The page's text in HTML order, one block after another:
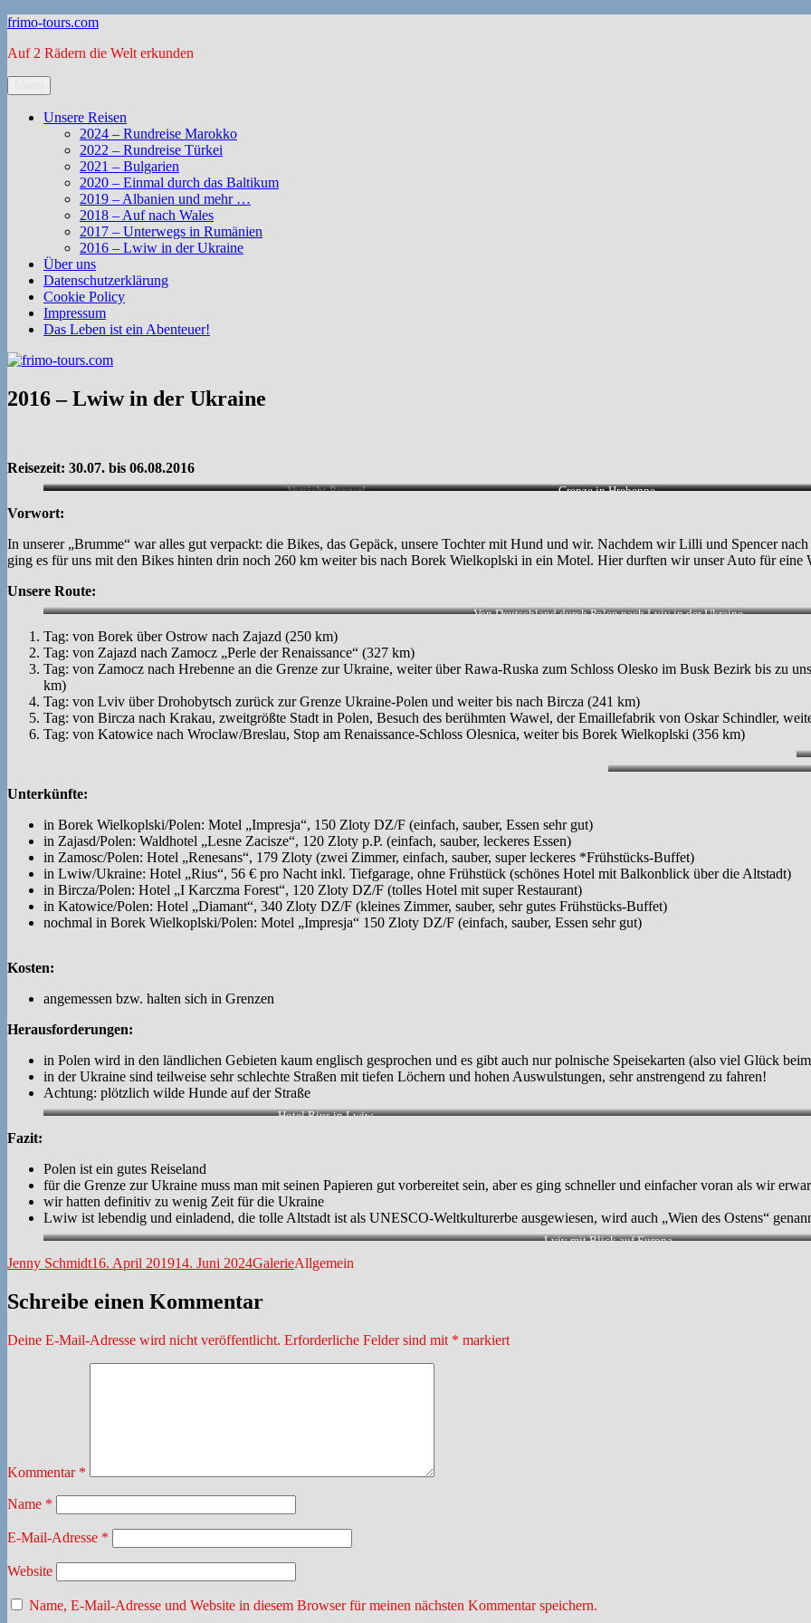
Zum
springen
frimo-tours.com
Auf 2 Rädern die Welt erkunden
Unsere Reisen
2024 – Rundreise Marokko
2022 – Rundreise Türkei
2021 – Bulgarien
2020 – Einmal durch das Baltikum
2019 – Albanien und mehr …
2018 – Auf nach Wales
2017 – Unterwegs in Rumänien
2016 – Lwiw in der Ukraine
Über uns
Datenschutzerklärung
Cookie Policy
Impressum
Das Leben ist ein Abenteuer!
2016 – Lwiw in der Ukraine
Reisezeit: 30.07. bis 06.08.2016
Vorsicht Panzer! Grenze in Hrebenne.
Vorwort:
In unserer „Brumme“ war alles gut verpackt: die Bikes, das Gepäck, unsere Tochter mit Hund und wir. Nachdem wir Lilli und Spencer
ging es für uns mit den Bikes hinten drin noch 260 km weiter bis nach Borek Wielkoplski in ein Motel. Hier durften wir unser Auto für eine
Unsere Route:
Von Deutschland durch Polen nach Lviv in der Ukraine
Tag: von Borek über Ostrow nach Zajazd (250 km)
Tag: von Zajazd nach Zamocz „Perle der Renaissance“ (327 km)
Tag: von Zamocz nach Hrebenne an die Grenze zur Ukraine, weiter über Rawa-Ruska zum Schloss Olesko im Busk Bezirk bis zu
km)
Tag: von Lviv über Drohobytsch zurück zur Grenze Ukraine-Polen und weiter bis nach Bircza (241 km)
Tag: von Bircza nach Krakau, zweitgrößte Stadt in Polen, Besuch des berühmten Wawel, der Emaillefabrik von Oskar Schindler,
Tag: von Katowice nach Wroclaw/Breslau, Stop am Renaissance-Schloss Olesnica, weiter bis Borek Wielkoplski (356 km)
Unterkünfte:
in Borek Wielkoplski/Polen: Motel „Impresja“, 150 Zloty DZ/F (einfach, sauber, Essen sehr gut)
in Zajasd/Polen: Waldhotel „Lesne Zacisze“, 120 Zloty p.P. (einfach, sauber, leckeres Essen)
in Zamosc/Polen: Hotel „Renesans“, 179 Zloty (zwei Zimmer, einfach, sauber, super leckeres *Frühstücks-Buffet)
in Lwiw/Ukraine: Hotel „Rius“, 56 € pro Nacht inkl. Tiefgarage, ohne Frühstück (schönes Hotel mit Balkonblick über die Altstadt)
in Bircza/Polen: Hotel „I Karczma Forest“, 120 Zloty DZ/F (tolles Hotel mit super Restaurant)
in Katowice/Polen: Hotel „Diamant“, 340 Zloty DZ/F (kleines Zimmer, sauber, sehr gutes Frühstücks-Buffet)
nochmal in Borek Wielkoplski/Polen: Motel „Impresja“ 150 Zloty DZ/F (einfach, sauber, Essen sehr gut)
Kosten:
angemessen bzw. halten sich in Grenzen
Herausforderungen:
in Polen wird in den ländlichen Gebieten kaum englisch gesprochen und es gibt auch nur polnische Speisekarten (also viel Glück
in der Ukraine sind teilweise sehr schlechte Straßen mit tiefen Löchern und hohen Auswulstungen, sehr anstrengend zu fahren!
Achtung: plötzlich wilde Hunde auf der Straße
Hotel Rius in Lwiw.
Fazit:
Polen ist ein gutes Reiseland
für die Grenze zur Ukraine muss man mit seinen Papieren gut vorbereitet sein, aber es ging schneller und einfacher voran als wir
wir hatten definitiv zu wenig Zeit für die Ukraine
Lwiw ist lebendig und einladend, die tolle Altstadt ist als UNESCO-Weltkulturerbe ausgewiesen, wird auch „Wien des Ostens“
Lviv mit Blick auf Europa
Autor
Jenny SchmidtVeröffentlicht
16. April 201914. Juni 2024Format
GalerieKategorien
Allgemein
Schreibe einen Kommentar
Deine E-Mail-Adresse wird nicht veröffentlicht. Erforderliche Felder sind mit * markiert
Kommentar *
Name *
E-Mail-Adresse *
Website
Name, E-Mail-Adresse und Website in diesem Browser für meinen nächsten Kommentar speichern.